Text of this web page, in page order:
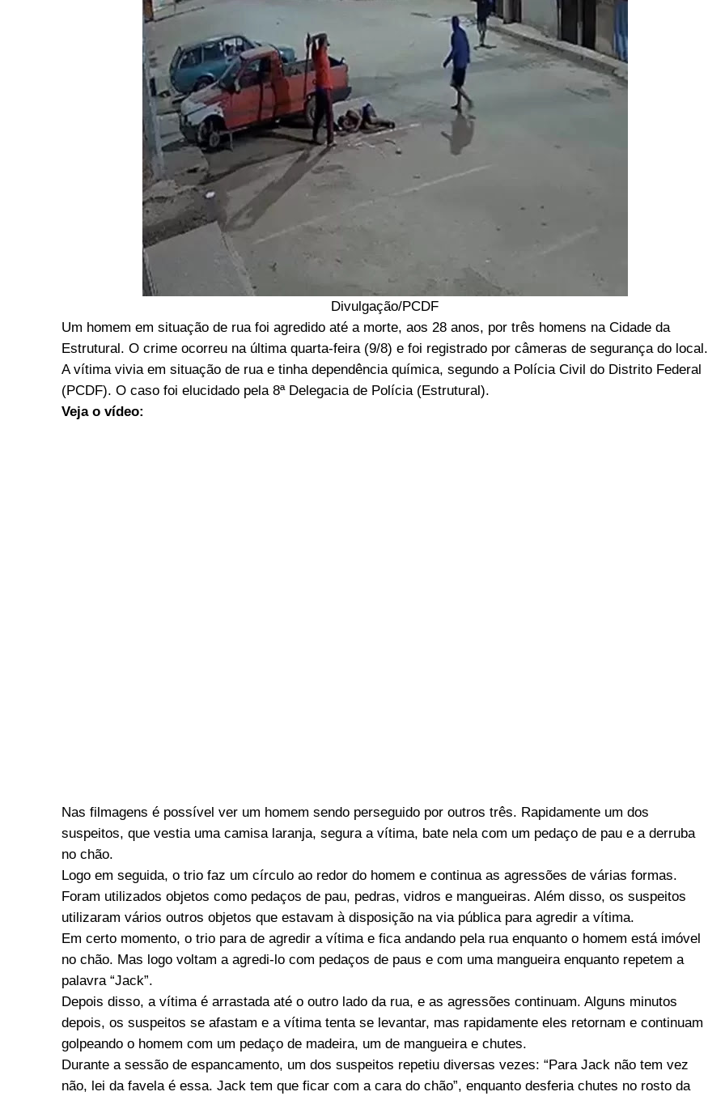
Divulgação/PCDF
Um homem em situação de rua foi agredido até a morte, aos 28 anos, por três homens na Cidade da
Estrutural. O crime ocorreu na última quarta-feira (9/8) e foi registrado por câmeras de segurança do local.
A vítima vivia em situação de rua e tinha dependência química, segundo a Polícia Civil do Distrito Federal
(PCDF). O caso foi elucidado pela 8ª Delegacia de Polícia (Estrutural).
Veja o vídeo:
Nas filmagens é possível ver um homem sendo perseguido por outros três. Rapidamente um dos
suspeitos, que vestia uma camisa laranja, segura a vítima, bate nela com um pedaço de pau e a derruba
no chão.
Logo em seguida, o trio faz um círculo ao redor do homem e continua as agressões de várias formas.
Foram utilizados objetos como pedaços de pau, pedras, vidros e mangueiras. Além disso, os suspeitos
utilizaram vários outros objetos que estavam à disposição na via pública para agredir a vítima.
Em certo momento, o trio para de agredir a vítima e fica andando pela rua enquanto o homem está imóvel
no chão. Mas logo voltam a agredi-lo com pedaços de paus e com uma mangueira enquanto repetem a
palavra “Jack”.
Depois disso, a vítima é arrastada até o outro lado da rua, e as agressões continuam. Alguns minutos
depois, os suspeitos se afastam e a vítima tenta se levantar, mas rapidamente eles retornam e continuam
golpeando o homem com um pedaço de madeira, um de mangueira e chutes.
Durante a sessão de espancamento, um dos suspeitos repetiu diversas vezes: “Para Jack não tem vez
não, lei da favela é essa. Jack tem que ficar com a cara do chão”, enquanto desferia chutes no rosto da